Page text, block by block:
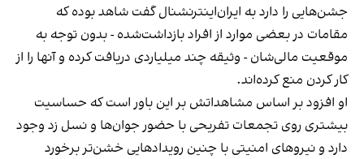
جشن‌هایی را دارد به ایران‌اینترنشنال گفت شاهد بوده که
مقامات در بعضی موارد از افراد بازداشت‌‌شده - بدون توجه به
موقعیت مالی‌شان - وثیقه چند میلیاردی دریافت کرده و آنها را از
کار کردن منع کرده‌اند.
او افزود بر اساس مشاهداتش بر این باور است که حساسیت
بیشتری روی تجمعات تفریحی با حضور جوان‌ها و نسل زد وجود
دارد و نیروهای امنیتی با چنین رویدادهایی خشن‌تر برخورد